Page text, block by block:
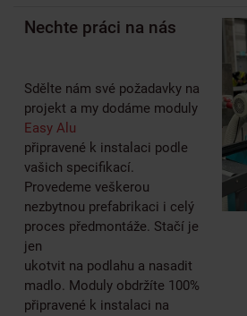
Nechte práci na nás
Sdělte nám své požadavky na
projekt a my dodáme moduly
Easy Alu
připravené k instalaci podle
vašich specifikací.
Provedeme veškerou
nezbytnou prefabrikaci i celý
proces předmontáže. Stačí je
jen
ukotvit na podlahu a nasadit
madlo. Moduly obdržíte 100%
připravené k instalaci na